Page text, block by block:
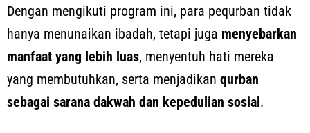
Dengan mengikuti program ini, para pequrban tidak
hanya menunaikan ibadah, tetapi juga menyebarkan
manfaat yang lebih luas, menyentuh hati mereka
yang membutuhkan, serta menjadikan qurban
sebagai sarana dakwah dan kepedulian sosial.